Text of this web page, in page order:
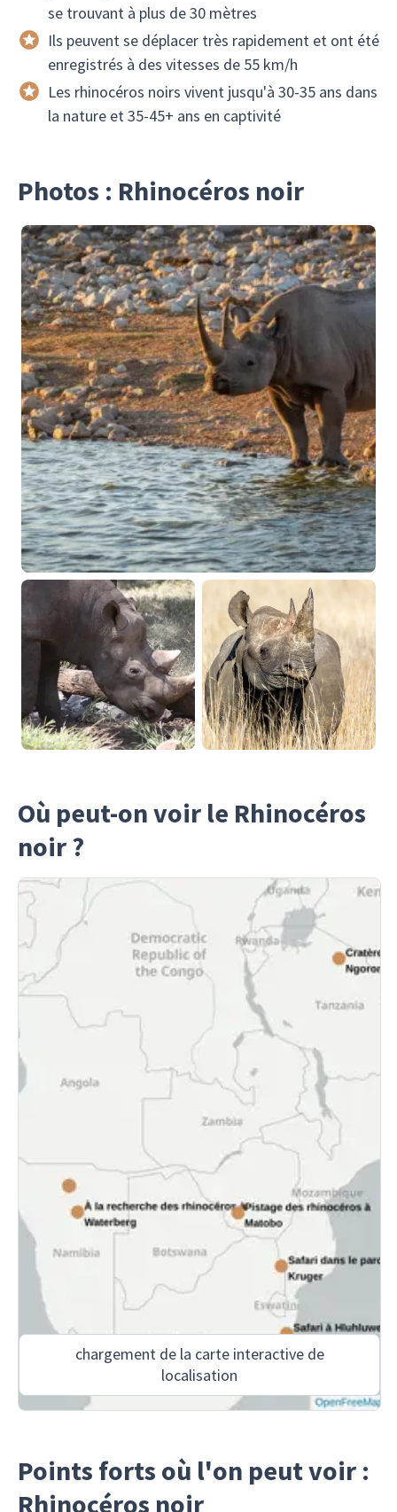
se trouvant à plus de 30 mètres
Ils peuvent se déplacer très rapidement et ont été
enregistrés à des vitesses de 55 km/h
Les rhinocéros noirs vivent jusqu'à 30-35 ans dans
la nature et 35-45+ ans en captivité
Photos : Rhinocéros noir
Où peut-on voir le Rhinocéros
noir ?
chargement de la carte interactive de
localisation
Points forts où l'on peut voir :
Rhinocéros noir